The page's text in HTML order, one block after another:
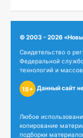
© 2003 - 2026
Свидетельство о
Федеральной
технологий и
18+ Данный сайт
Любое
копирование
подборки